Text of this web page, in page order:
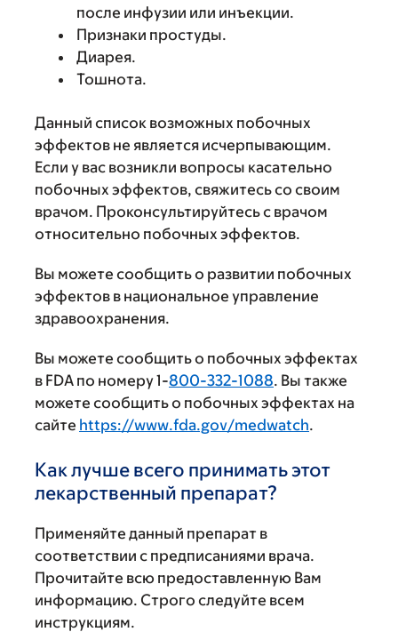
после инфузии или инъекции.
Признаки простуды.
Диарея.
Тошнота.
Данный список возможных побочных
эффектов не является исчерпывающим.
Если у вас возникли вопросы касательно
побочных эффектов, свяжитесь со своим
врачом. Проконсультируйтесь с врачом
относительно побочных эффектов.
Вы можете сообщить о развитии побочных
эффектов в национальное управление
здравоохранения.
Вы можете сообщить о побочных эффектах
в FDA по номеру 1-800-332-1088. Вы также
можете сообщить о побочных эффектах на
сайте https://www.fda.gov/medwatch.
Как лучше всего принимать этот
лекарственный препарат?
Применяйте данный препарат в
соответствии с предписаниями врача.
Прочитайте всю предоставленную Вам
информацию. Строго следуйте всем
инструкциям.